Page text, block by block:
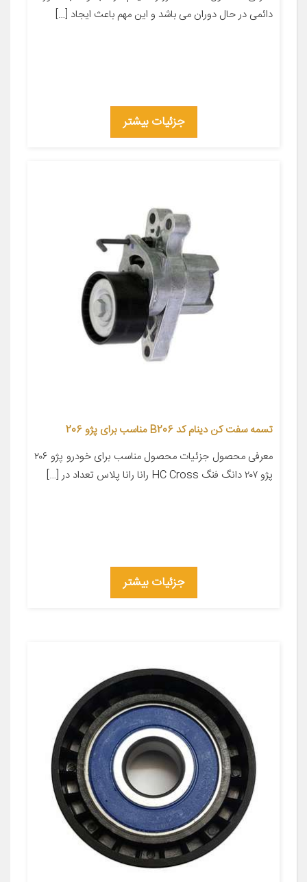
دائمی در حال دوران می باشد و این مهم باعث ایجاد […]
جزئیات بیشتر
تسمه سفت کن دینام کد B206 مناسب برای پژو 206
معرفی محصول جزئیات محصول مناسب برای خودرو پژو ۲۰۶
پژو ۲۰۷ دانگ فنگ HC Cross رانا رانا پلاس تعداد در […]
جزئیات بیشتر